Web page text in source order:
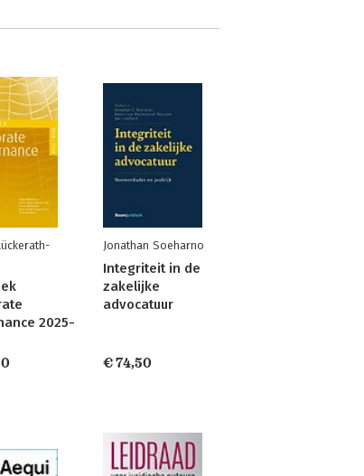
2025-
Jonathan Soeharno
Integriteit in de
zakelijke
advocatuur
€ 74,50